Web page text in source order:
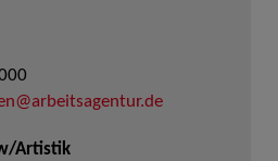
Artistik